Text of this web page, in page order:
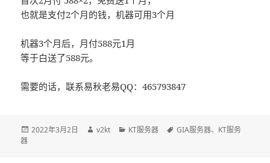
也就是支付2个月的钱，机器可用3个月
机器3个月后，月付588元1月
等于白送了588元。
需要的话，联系易秋老易QQ：465793847
发
2022年3月2日
作
v2kt
分
KT服务器
标
GIA服务器、 KT服务
器